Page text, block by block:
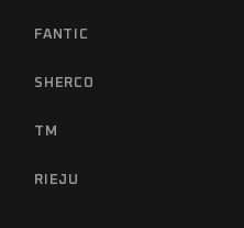
FANTIC
SHERCO
TM
RIEJU